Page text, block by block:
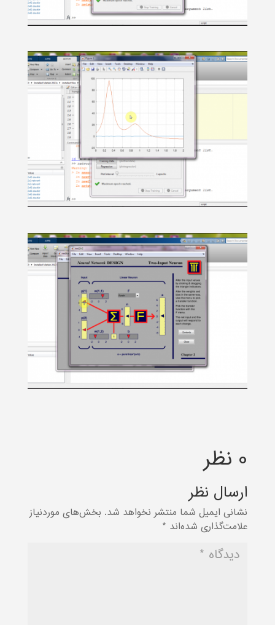
0 نظر
ارسال نظر
نشانی ایمیل شما منتشر نخواهد شد. بخش‌های موردنیاز
علامت‌گذاری شده‌اند *